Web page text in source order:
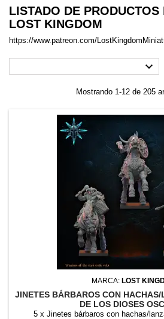
LISTADO DE PRODUCTOS
LOST KINGDOM
https://www.patreon.com/

Mostrando 1-12 de 205
MARCA: LOST
JINETES BÁRBAROS CON
DE LOS DIOSES
5 x Jinetes bárbaros con hachas/